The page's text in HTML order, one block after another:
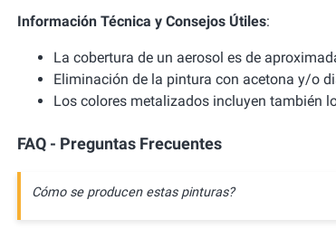
Información Técnica y Consejos Útiles:
La cobertura de un aerosol es de
Eliminación de la pintura con acetona y/o
Los colores metalizados incluyen también
FAQ - Preguntas Frecuentes
Cómo se producen estas pinturas?